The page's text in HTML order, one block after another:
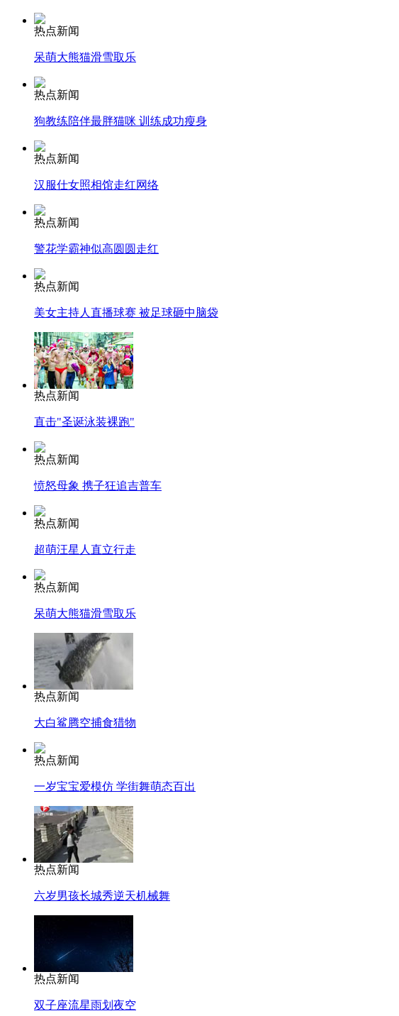
纽约上演“枕头大战”
司机酒驾遇交警 急速倒车逃窜
热点新闻
呆萌大熊猫滑雪取乐
热点新闻
狗教练陪伴最胖猫咪 训练成功瘦身
热点新闻
汉服仕女照相馆走红网络
热点新闻
警花学霸神似高圆圆走红
热点新闻
美女主持人直播球赛 被足球砸中脑袋
热点新闻
直击"圣诞泳装裸跑"
热点新闻
愤怒母象 携子狂追吉普车
热点新闻
超萌汪星人直立行走
热点新闻
呆萌大熊猫滑雪取乐
热点新闻
大白鲨腾空捕食猎物
热点新闻
一岁宝宝爱模仿 学街舞萌态百出
热点新闻
六岁男孩长城秀逆天机械舞
热点新闻
双子座流星雨划夜空